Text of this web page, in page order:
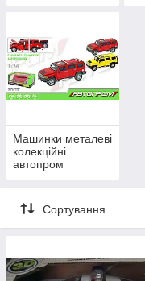
Машинки металеві
колекційні
автопром
Сортування